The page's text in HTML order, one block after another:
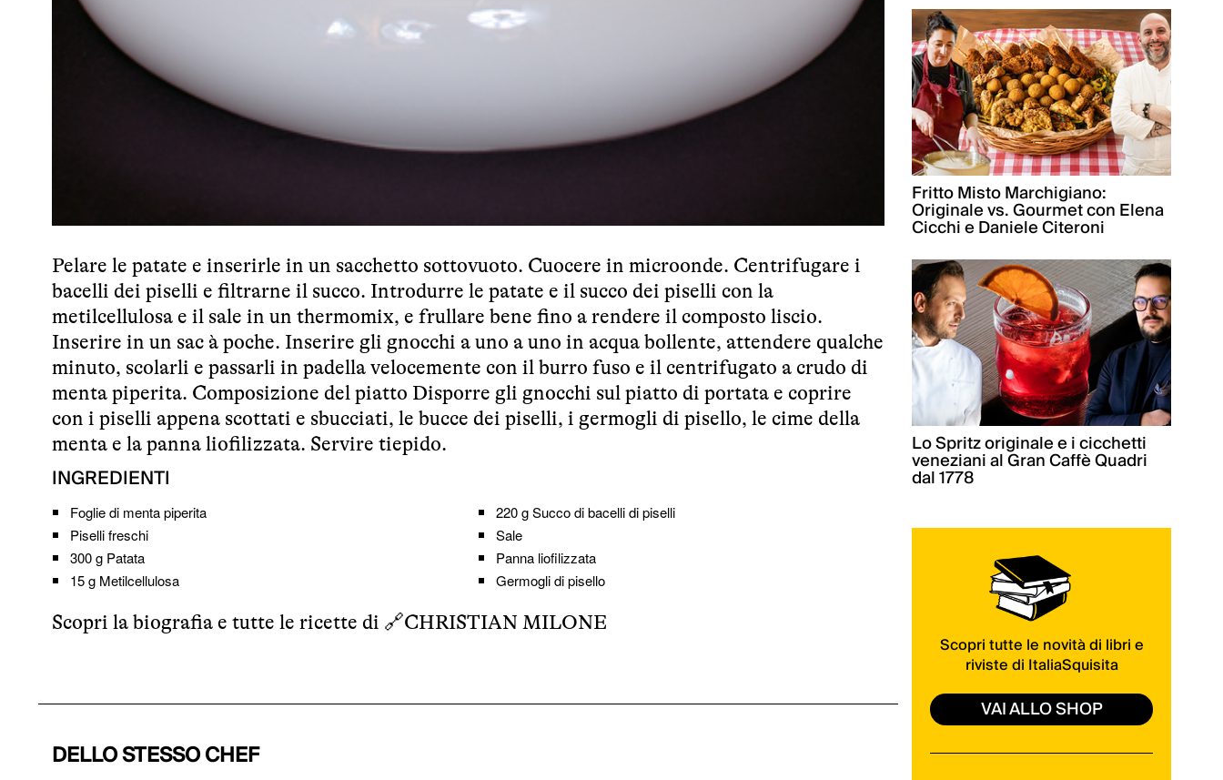
Pelare le patate e inserirle in un sacchetto sottovuoto. Cuocere in microonde. Centrifugare i
bacelli dei piselli e filtrarne il succo. Introdurre le patate e il succo dei piselli con la
metilcellulosa e il sale in un thermomix, e frullare bene fino a rendere il composto liscio.
Inserire in un sac à poche. Inserire gli gnocchi a uno a uno in acqua bollente, attendere qualche
minuto, scolarli e passarli in padella velocemente con il burro fuso e il centrifugato a crudo di
menta piperita. Composizione del piatto Disporre gli gnocchi sul piatto di portata e coprire
con i piselli appena scottati e sbucciati, le bucce dei piselli, i germogli di pisello, le cime della
menta e la panna liofilizzata. Servire tiepido.
INGREDIENTI
Foglie di menta piperita 220 g Succo di bacelli di piselli
Piselli freschi
Sale
300 g Patata
Panna liofilizzata
15 g Metilcellulosa Germogli di pisello
Scopri la biografia e tutte le ricette di 🔗CHRISTIAN MILONE
DELLO STESSO CHEF
Fritto Misto Marchigiano:
Originale vs. Gourmet con Elena
Cicchi e Daniele Citeroni
Lo Spritz originale e i cicchetti
veneziani al Gran Caffè Quadri
dal 1778
Scopri tutte le novità di libri e
riviste di ItaliaSquisita
VAI ALLO SHOP